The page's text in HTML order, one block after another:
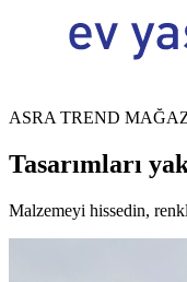
ASRA TREND
Tasarımları
Malzemeyi hissedin,